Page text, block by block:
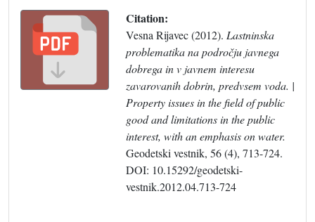
Citation:
Vesna Rijavec (2012). Lastninska
problematika na področju javnega
dobrega in v javnem interesu
zavarovanih dobrin, predvsem voda. |
Property issues in the field of public
good and limitations in the public
interest, with an emphasis on water.
Geodetski vestnik, 56 (4), 713-724.
DOI: 10.15292/geodetski-
vestnik.2012.04.713-724